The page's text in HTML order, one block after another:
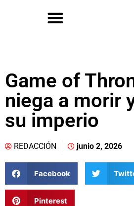
Game of
niega a morir
su imperio
REDACCIÓN junio 2, 2026
Facebook
Pinterest